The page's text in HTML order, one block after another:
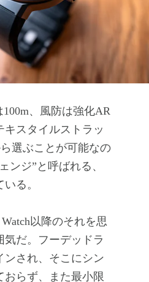
、風防は強化AR
スタイルストラッ
選ぶことが可能なの
ンジ”と呼ばれる、
る。
以降のそれを思
だ。フーデッドラ
ンされ、そこにシン
らず、また最小限